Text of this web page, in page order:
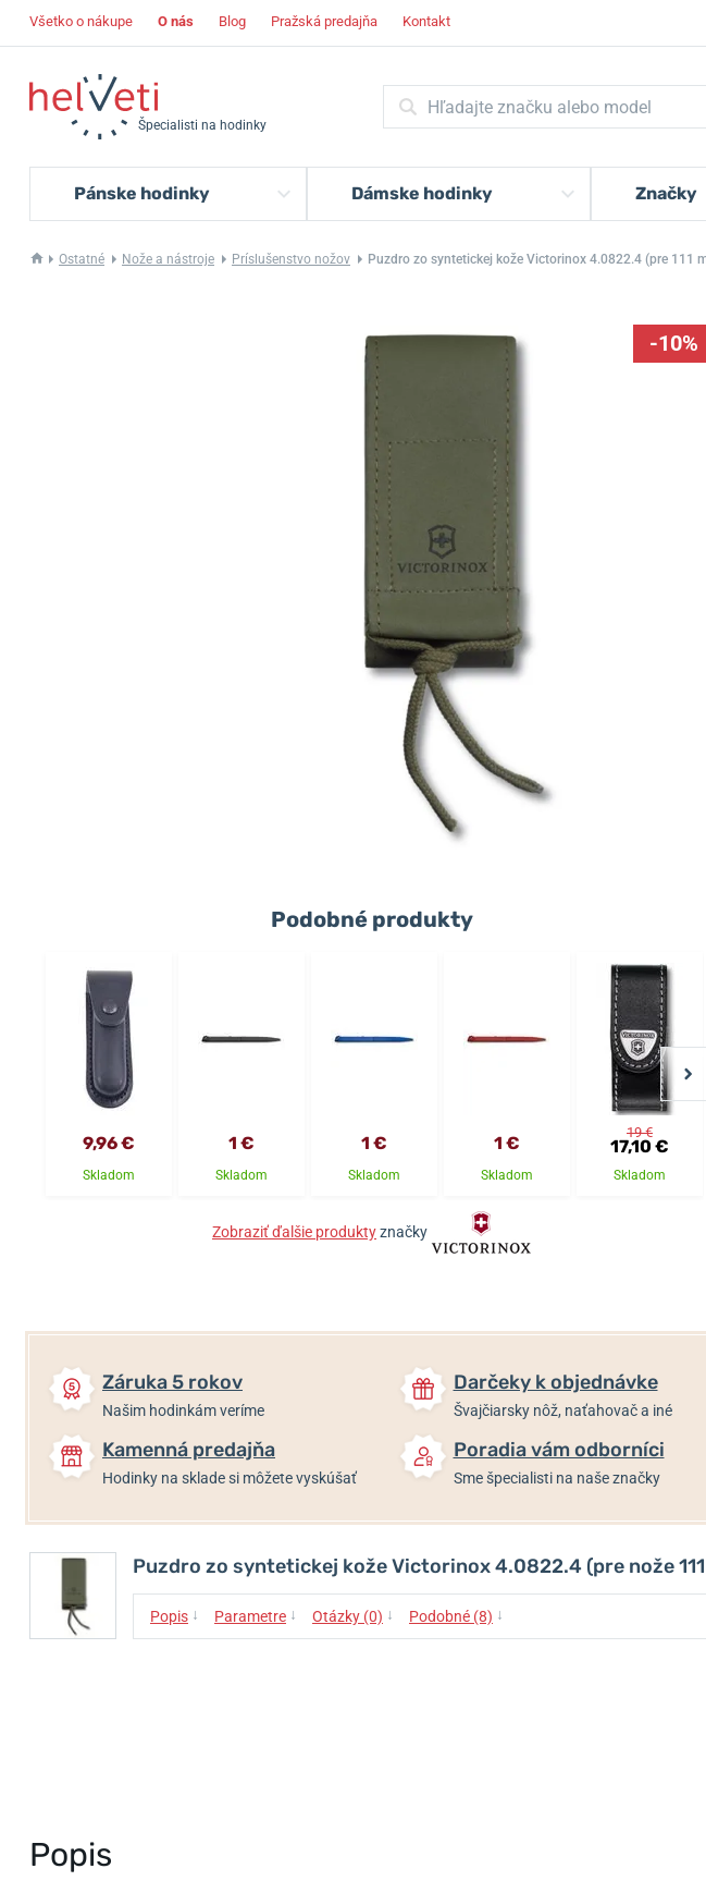
Všetko o nákupe O nás Blog Pražská predajňa Kontakt
Špecialisti na hodinky
Pánske hodinky Dámske hodinky Značky
Ostatné Nože a nástroje Príslušenstvo nožov Puzdro zo syntetickej kože Victorinox 4.0822.4 (pre 111
-10%
Podobné produkty
9,96 €
Skladom
1 €
Skladom
1 €
Skladom
1 €
Skladom
19 €
17,10 €
Skladom
Zobraziť ďalšie produktyznačky
Záruka 5 rokov
Našim hodinkám veríme
Darčeky k objednávke
Švajčiarsky nôž, naťahovač a iné
Kamenná predajňa
Hodinky na sklade si môžete vyskúšať
Poradia vám odborníci
Sme špecialisti na naše značky
Puzdro zo syntetickej kože Victorinox 4.0822.4 (pre nože
Popis ↓ Parametre ↓ Otázky (0) ↓ Podobné (8) ↓
Popis